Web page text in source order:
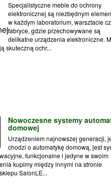
Specjalistyczne meble do ochrony
elektronicznej są niezbędnym
w każdym laboratorium, warsztacie
fabryce, gdzie przechowywane są
delikatne urządzenia elektroniczne.
skuteczną ochr...
Nowoczesne systemy
domowej
Urządzeniem najnowszej generacji,
chodzi o automatykę domową, jest
funkcjonalne i jedyne w swoim
kupimy między innymi na stronie
SalonLE...